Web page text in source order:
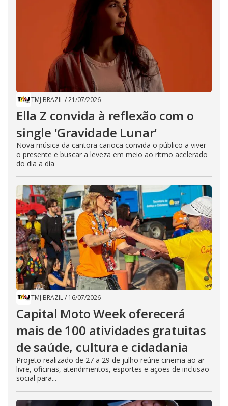
TMJ BRAZIL/21/07/2026
Ella Z convida à reflexão com o
single 'Gravidade Lunar'
Nova música da cantora carioca convida o público a viver
o presente e buscar a leveza em meio ao ritmo acelerado
do dia a dia
TMJ BRAZIL/ 16/07/2026
Capital Moto Week oferecerá
mais de 100 atividades gratuitas
de saúde, cultura e cidadania
Projeto realizado de 27 a 29 de julho reúne cinema ao ar
livre, oficinas, atendimentos, esportes e ações de inclusão
social para...